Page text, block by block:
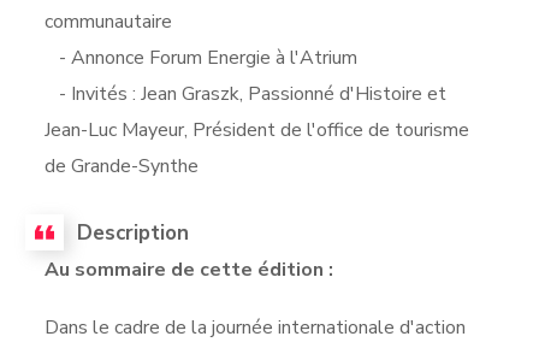
communautaire
- Annonce Forum Energie à l'Atrium
- Invités : Jean Graszk, Passionné d'Histoire et
Jean-Luc Mayeur, Président de l'office de tourisme
de Grande-Synthe
Description
Au sommaire de cette édition :
Dans le cadre de la journée internationale d'action